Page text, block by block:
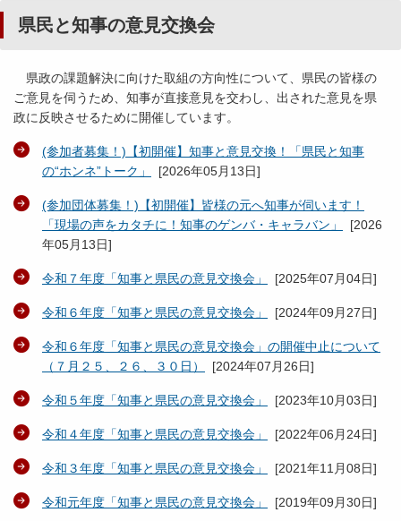
県民と知事の意見交換会
県政の課題解決に向けた取組の方向性について、県民の皆様の
ご意見を伺うため、知事が直接意見を交わし、出された意見を県
政に反映させるために開催しています。
(参加者募集！)【初開催】知事と意見交換！「県民と知事
の“ホンネ”トーク」
[2026年05月13日]
(参加団体募集！)【初開催】皆様の元へ知事が伺います！
「現場の声をカタチに！知事のゲンバ・キャラバン」
[2026
年05月13日]
令和７年度「知事と県民の意見交換会」 [2025年07月04日]
令和６年度「知事と県民の意見交換会」 [2024年09月27日]
令和６年度「知事と県民の意見交換会」の開催中止について
（７月２５、２６、３０日）
[2024年07月26日]
令和５年度「知事と県民の意見交換会」 [2023年10月03日]
令和４年度「知事と県民の意見交換会」 [2022年06月24日]
令和３年度「知事と県民の意見交換会」 [2021年11月08日]
令和元年度「知事と県民の意見交換会」 [2019年09月30日]